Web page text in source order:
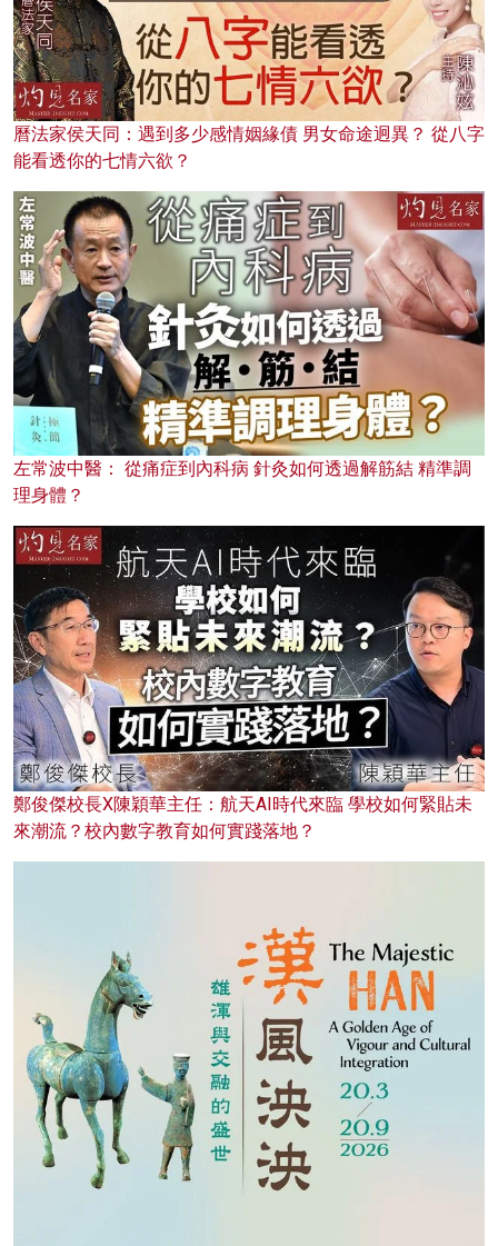
曆法家侯天同：遇到多少感情姻緣債 男女命途迥異？ 從八字
能看透你的七情六欲？
左常波中醫： 從痛症到內科病 針灸如何透過解筋結 精準調
理身體？
鄭俊傑校長X陳穎華主任：航天AI時代來臨 學校如何緊貼未
來潮流？校內數字教育如何實踐落地？